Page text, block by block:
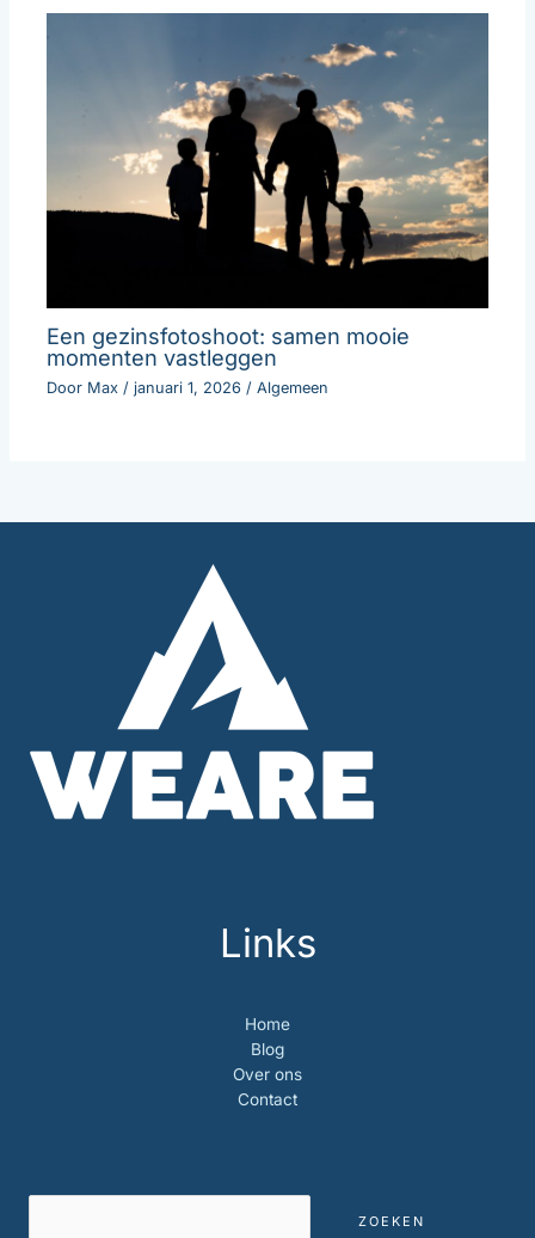
Een gezinsfotoshoot: samen mooie
momenten vastleggen
Door Max / januari 1, 2026 /Algemeen
Links
Home
Blog
Over ons
Contact
ZOEKEN